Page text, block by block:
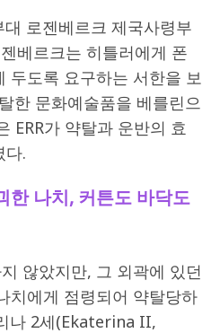
로젠베르크 제국사령부
베르크는 히틀러에게 폰
두도록 요구하는 서한을 보
한 문화예술품을 베를린으
ERR가 약탈과 운반의 효
다.
한 나치, 커튼도 바닥도
않았지만, 그 외곽에 있던
치에게 점령되어 약탈당하
나 2세(Ekaterina II,